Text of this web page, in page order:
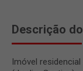
Descrição
Imóvel